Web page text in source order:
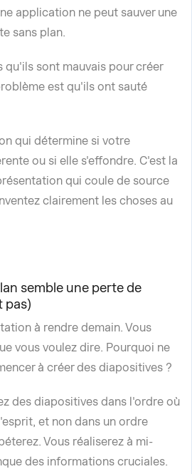
application ne peut sauver une
sans plan.
qu'ils sont mauvais pour créer
est qu'ils ont sauté
qui détermine si votre
ou si elle s'effondre. C'est la
qui coule de source
clairement les choses au
semble une perte de
pas)
à rendre demain. Vous
vous voulez dire. Pourquoi ne
à créer des diapositives ?
des diapositives dans l'ordre où
et non dans un ordre
Vous réaliserez à mi-
des informations cruciales.